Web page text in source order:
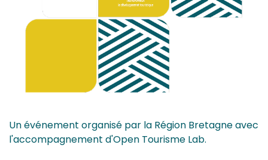
Un événement organisé par la Région Bretagne avec
l'accompagnement d'Open Tourisme Lab.